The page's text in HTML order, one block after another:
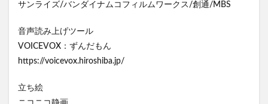
サンライズ/バンダイナムコフィルムワークス/創通/MBS
音声読み上げツール
VOICEVOX：ずんだもん
https://voicevox.hiroshiba.jp/
立ち絵